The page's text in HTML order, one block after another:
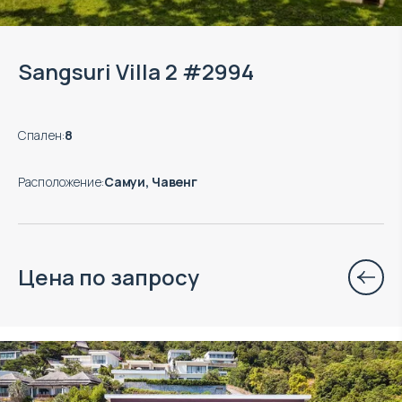
Sangsuri Villa 2 #2994
Спален:8
Расположение:Самуи, Чавенг
Цена по запросу